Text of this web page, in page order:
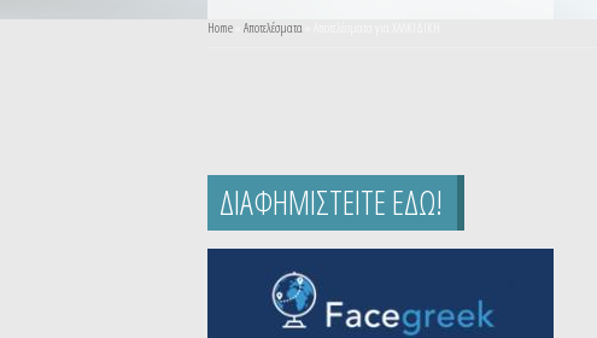
You are here
Home Αποτελέσματα
ΔΙΑΦΗΜΙΣΤΕΙΤΕ ΕΔΩ!